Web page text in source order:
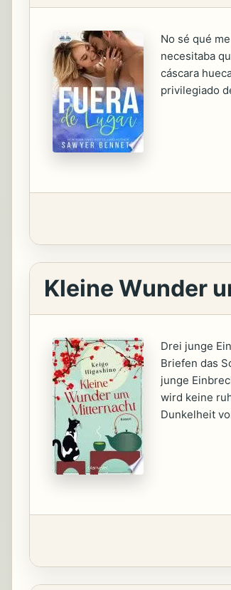
No sé qué
necesitaba
cáscara
privilegiado
Kleine Wunder
Drei junge
Briefen das
junge
wird keine
Dunkelheit